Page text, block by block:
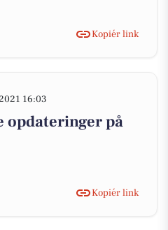
Kopiér link
16:03
opdateringer på
Kopiér link